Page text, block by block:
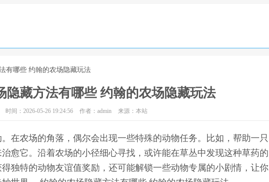
有哪些 约翰的农场隐藏玩法
隐藏方法有哪些 约翰的农场隐藏玩法
时间：2026-05-26 19:24:56 作者：admin 来源：本站
在农场的角落，偶尔会出现一些特殊的动物任务。比如，帮助一只
愈它。沿着农场的小径细心寻找，或许能在草丛中发现这种草药的
独特的动物友谊值奖励，还可能解锁一些动物专属的小剧情，让你